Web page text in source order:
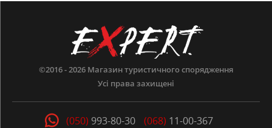
©2016 - 2026 Магазин туристичного спорядження
Усі права захищені
(050) 993-80-30 (068) 11-00-367